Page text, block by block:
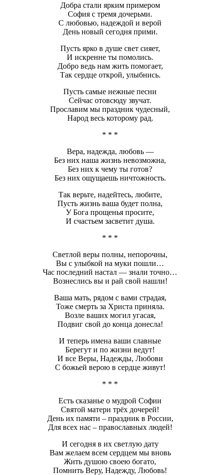
Добра стали ярким примером
София с тремя дочерьми.
С любовью, надеждой и верой
День новый сегодня прими.
Пусть ярко в душе свет сияет,
И искренне ты помолись.
Добро ведь нам жить помогает,
Так сердце открой, улыбнись.
Пусть самые нежные песни
Сейчас отовсюду звучат.
Прославим мы праздник чудесный,
Народ весь которому рад.
* * *
Вера, надежда, любовь —
Без них наша жизнь невозможна,
Без них к чему ты готов?
Без них ощущаешь ничтожность.
Так верьте, надейтесь, любите,
Пусть жизнь ваша будет полна,
У Бога прощенья просите,
И счастьем засветит душа.
* * *
Светлой веры полны, непорочны,
Вы с улыбкой на муки пошли…
Час последний настал — знали точно…
Вознеслись вы и рай свой нашли!
Ваша мать, рядом с вами страдая,
Тоже смерть за Христа приняла.
Возле ваших могил угасая,
Подвиг свой до конца донесла!
И теперь имена ваши славные
Берегут и по жизни ведут!
И все Веры, Надежды, Любови
С божьей верою в сердце живут!
* * *
Есть сказанье о мудрой Софии
Святой матери трёх дочерей!
День их памяти – праздник в России,
Для всех нас – православных людей!
И сегодня в их светлую дату
Вам желаем всем сердцем мы вновь
Жить душою своею богато,
Помнить Веру, Надежду, Любовь!